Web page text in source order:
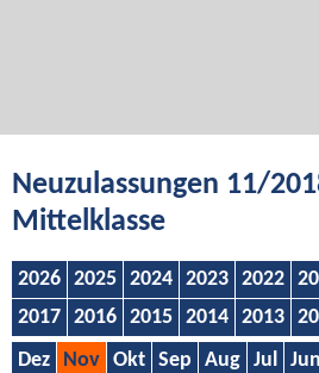
Neuzulassungen 11/
Mittelklasse
2026 2025 2024 2023 2022
2017
2016 2015 2014 2013
Dez Nov Okt Sep Aug Jul Jun